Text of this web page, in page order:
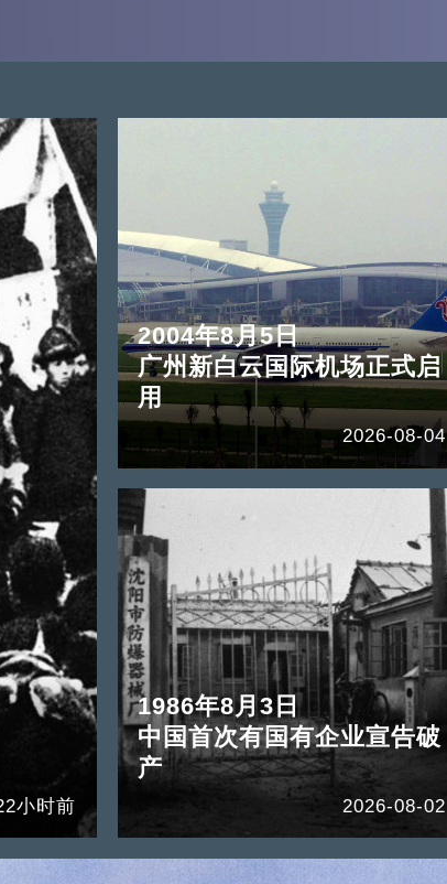
小时前
2004年8月5日
广州新白云国际机场正式启
用
2026-08-04
1986年8月3日
中国首次有国有企业宣告破
产
2026-08-02